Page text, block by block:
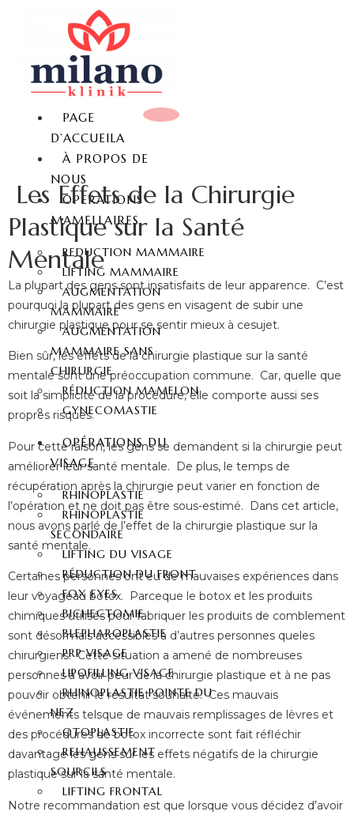
PAGE
D’ACCUEILA
À PROPOS DE
NOUS
OPERATIONS
MAMELLAIRES
REDUCTION MAMMAIRE
LIFTING MAMMAIRE
AUGMENTATION
MAMMAIRE
AUGMENTATION
MAMMAIRE SANS
CHIRURGIE
RÉDUCTION MAMELON
GYNECOMASTIE
OPÉRATIONS DU
VISAGE
RHINOPLASTIE
RHINOPLASTIE
SECONDAIRE
LIFTING DU VISAGE
RÉDUCTION DU FRONT
FOX EYES
BICHECTOMIE
BLEPHAROPLASTIE
PRP VISAGE
LIPOFILLING VISAGE
RHINOPLASTIE POINTE DU
NEZ
OTOPLASTIE
REHAUSSEMENT
SOURCILS
LIFTING FRONTAL
Les Effets de la Chirurgie
Plastique sur la Santé
Mentale
La plupart des gens sont insatisfaits de leur apparence. C’est
pourquoi la plupart des gens en visagent de subir une
chirurgie plastique pour se sentir mieux à cesujet.
Bien sûr, les effets de la chirurgie plastique sur la santé
mentale sont une préoccupation commune. Car, quelle que
soit la simplicité de la procédure, elle comporte aussi ses
propres risques.
Pour cette raison, les gens se demandent si la chirurgie peut
améliorer leur santé mentale. De plus, le temps de
récupération après la chirurgie peut varier en fonction de
l’opération et ne doit pas être sous-estimé. Dans cet article,
nous avons parlé de l’effet de la chirurgie plastique sur la
santé mentale.
Certaines personnes ont eu de mauvaises expériences dans
leur voyageau botox. Parceque le botox et les produits
chimiques utilisés pour fabriquer les produits de comblement
sont désormais accessibles à d’autres personnes queles
chirurgiens. Cette situation a amené de nombreuses
personnes à avoir peur de la chirurgie plastique et à ne pas
pouvoir obtenir le résultat souhaité. Ces mauvais
événements telsque de mauvais remplissages de lèvres et
des procédures de botox incorrecte sont fait réfléchir
davantage les gens sur les effets négatifs de la chirurgie
plastique sur la santé mentale.
Notre recommandation est que lorsque vous décidez d’avoir